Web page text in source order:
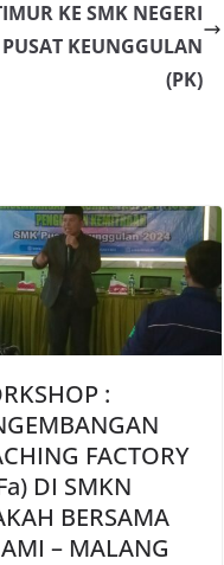
KE SMK NEGERI
KEUNGGULAN
(PK)
:
FACTORY
DI SMKN
BERSAMA
– MALANG